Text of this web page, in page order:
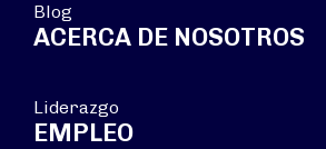
Blog
ACERCA DE NOSOTROS
Liderazgo
EMPLEO